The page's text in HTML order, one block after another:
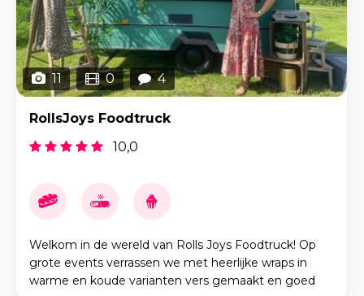
11 0 4
RollsJoys Foodtruck
10,0
Welkom in de wereld van Rolls Joys Foodtruck! Op
grote events verrassen we met heerlijke wraps in
warme en koude varianten vers gemaakt en goed